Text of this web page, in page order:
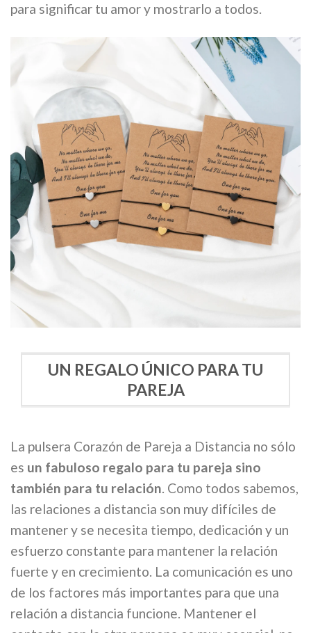
para significar tu amor y mostrarlo a todos.
UN REGALO ÚNICO PARA TU
PAREJA
La pulsera Corazón de Pareja a Distancia no sólo
es un fabuloso regalo para tu pareja sino
también para tu relación . Como todos sabemos,
las relaciones a distancia son muy difíciles de
mantener y se necesita tiempo, dedicación y un
esfuerzo constante para mantener la relación
fuerte y en crecimiento. La comunicación es uno
de los factores más importantes para que una
relación a distancia funcione. Mantener el